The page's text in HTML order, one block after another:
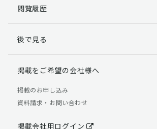
個人情報の開示請求について
る権利があります。
「個人情報の取り扱いについて」
【お問合せ先】 個人情報問合せ窓口
TEL：03-5411-7891（平日9:00 ～ 18:00
閲覧履歴
後で見る
掲載をご希望の会社様へ
掲載のお申し込み
資料請求・お問い合わせ
掲載会社用ログイン